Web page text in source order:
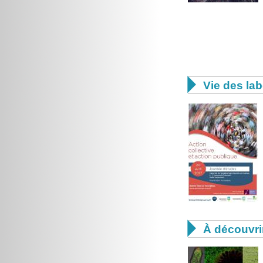
 Vie des
 À